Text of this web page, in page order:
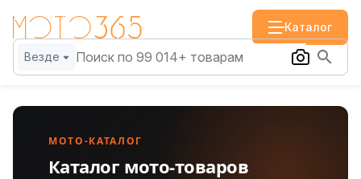
Каталог
Везде
МОТО-КАТАЛОГ
Каталог мото-товаров